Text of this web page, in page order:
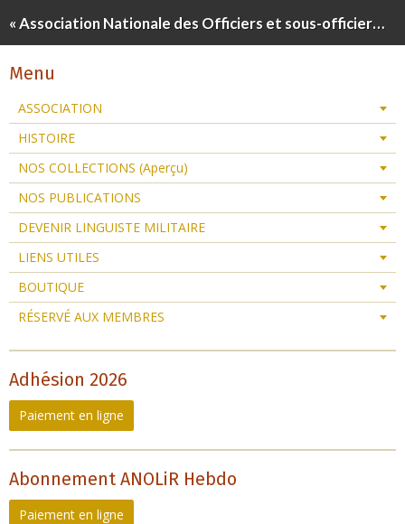
« Association Nationale des Officiers et sous-officiers Linguistes de Réserve »
Menu
ASSOCIATION
HISTOIRE
NOS COLLECTIONS (Aperçu)
NOS PUBLICATIONS
DEVENIR LINGUISTE MILITAIRE
LIENS UTILES
BOUTIQUE
RÉSERVÉ AUX MEMBRES
Adhésion 2026
Paiement en ligne
Abonnement ANOLiR Hebdo
Paiement en ligne